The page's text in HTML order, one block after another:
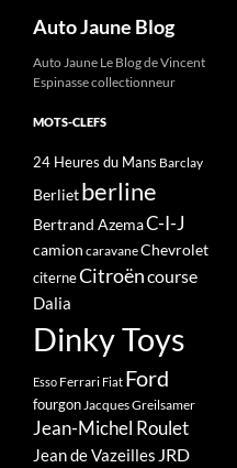
Auto Jaune Blog
Auto Jaune Le Blog de Vincent
Espinasse collectionneur
MOTS-CLEFS
24 Heures du Mans Barclay
Berlietberline
Bertrand AzemaC-I-J
camion caravaneChevrolet
citerneCitroëncourse
Dalia
Dinky Toys
Esso Ferrari Fiat Ford
fourgonJacques Greilsamer
Jean-Michel Roulet
Jean de Vazeilles JRD